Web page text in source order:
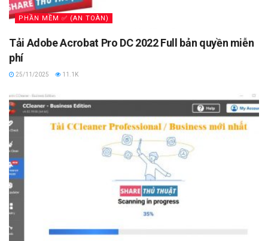
PHẦN MỀM ✅ (AN TOÀN)
Tải Adobe Acrobat Pro DC 2022 Full bản quyền miễn
phí
25/11/2025 11.1K